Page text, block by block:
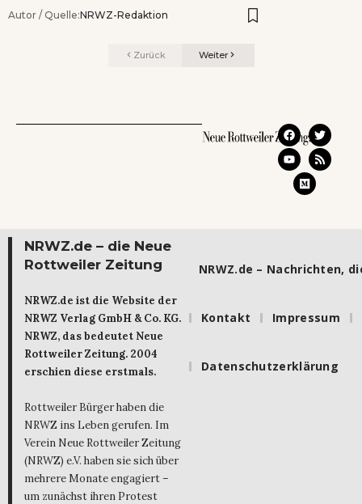
Autor / Quelle:NRWZ-Redaktion
Zurück Weiter
NRWZ.de – die Neue
Rottweiler Zeitung
NRWZ.de ist die Website der
NRWZ Verlag GmbH & Co. KG.
NRWZ, das bedeutet Neue
Rottweiler Zeitung. 2004
erschien diese erstmals.
Rottweiler Bürger haben die
NRWZ ins Leben gerufen. Im
Verein Neue Rottweiler Zeitung
(NRWZ) e.V. haben sie sich über
mehrere Monate engagiert –
um zunächst ihren Protest
NRWZ.de – Nachrichten,
Kontakt Impressum
Datenschutzerklärung